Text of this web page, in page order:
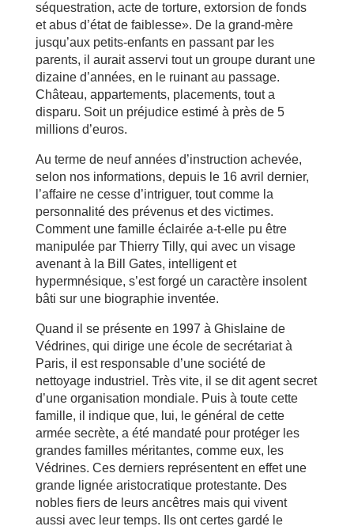
séquestration, acte de torture, extorsion de fonds
et abus d’état de faiblesse». De la grand-mère
jusqu’aux petits-enfants en passant par les
parents, il aurait asservi tout un groupe durant une
dizaine d’années, en le ruinant au passage.
Château, appartements, placements, tout a
disparu. Soit un préjudice estimé à près de 5
millions d’euros.
Au terme de neuf années d’instruction achevée,
selon nos informations, depuis le 16 avril dernier,
l’affaire ne cesse d’intriguer, tout comme la
personnalité des prévenus et des victimes.
Comment une famille éclairée a-t-elle pu être
manipulée par Thierry Tilly, qui avec un visage
avenant à la Bill Gates, intelligent et
hypermnésique, s’est forgé un caractère insolent
bâti sur une biographie inventée.
Quand il se présente en 1997 à Ghislaine de
Védrines, qui dirige une école de secrétariat à
Paris, il est responsable d’une société de
nettoyage industriel. Très vite, il se dit agent secret
d’une organisation mondiale. Puis à toute cette
famille, il indique que, lui, le général de cette
armée secrète, a été mandaté pour protéger les
grandes familles méritantes, comme eux, les
Védrines. Ces derniers représentent en effet une
grande lignée aristocratique protestante. Des
nobles fiers de leurs ancêtres mais qui vivent
aussi avec leur temps. Ils ont certes gardé le